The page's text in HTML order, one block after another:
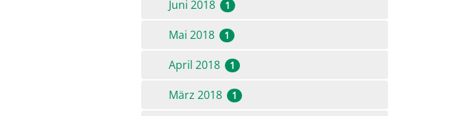
Juni 2018 1
Mai 2018 1
April 2018 1
März 2018 1